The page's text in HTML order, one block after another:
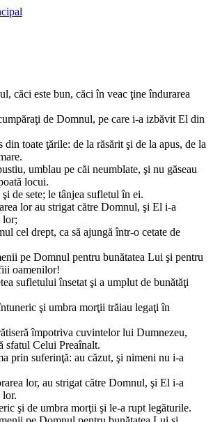
căci este bun, căci în veac ţine îndurarea
de Domnul, pe care i-a izbăvit El din
din toate ţările: de la răsărit şi de la apus, de la
umblau pe căi neumblate, şi nu găseau
locui.
de sete; le tânjea sufletul în ei.
lor au strigat către Domnul, şi El i-a
lor;
cel drept, ca să ajungă într-o cetate de
pe Domnul pentru bunătatea Lui şi pentru
oamenilor!
sufletului însetat şi a umplut de bunătăţi
şi umbra morţii trăiau legaţi în
împotriva cuvintelor lui Dumnezeu,
sfatul Celui Preaînalt.
prin suferinţă: au căzut, şi nimeni nu i-a
lor, au strigat către Domnul, şi El i-a
lor.
şi de umbra morţii şi le-a rupt legăturile.